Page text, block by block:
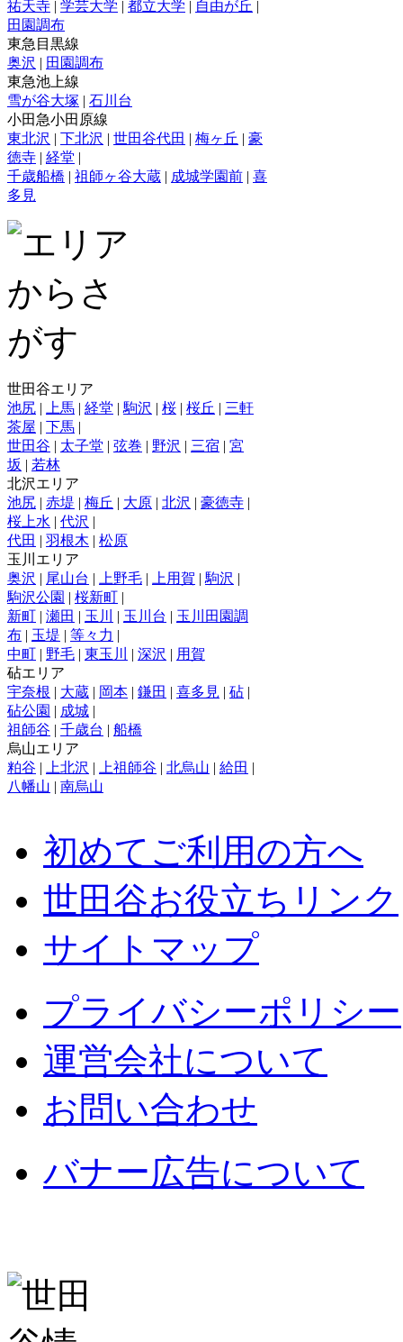
祐天寺 | 学芸大学 | 都立大学 | 自由が丘 |
田園調布
東急目黒線
奥沢 | 田園調布
東急池上線
雪が谷大塚 | 石川台
小田急小田原線
東北沢 | 下北沢 | 世田谷代田 | 梅ヶ丘 | 豪
徳寺 | 経堂 |
千歳船橋 | 祖師ヶ谷大蔵 | 成城学園前 | 喜
多見
世田谷エリア
池尻 | 上馬 | 経堂 | 駒沢 | 桜 | 桜丘 | 三軒
茶屋 | 下馬 |
世田谷 | 太子堂 | 弦巻 | 野沢 | 三宿 | 宮
坂 | 若林
北沢エリア
池尻 | 赤堤 | 梅丘 | 大原 | 北沢 | 豪徳寺 |
桜上水 | 代沢 |
代田 | 羽根木 | 松原
玉川エリア
奥沢 | 尾山台 | 上野毛 | 上用賀 | 駒沢 |
駒沢公園 | 桜新町 |
新町 | 瀬田 | 玉川 | 玉川台 | 玉川田園調
布 | 玉堤 | 等々力 |
中町 | 野毛 | 東玉川 | 深沢 | 用賀
砧エリア
宇奈根 | 大蔵 | 岡本 | 鎌田 | 喜多見 | 砧 |
砧公園 | 成城 |
祖師谷 | 千歳台 | 船橋
烏山エリア
粕谷 | 上北沢 | 上祖師谷 | 北烏山 | 給田 |
八幡山 | 南烏山
初めてご利用の方へ
世田谷お役立ちリンク
サイトマップ
プライバシーポリシー
運営会社について
お問い合わせ
バナー広告について